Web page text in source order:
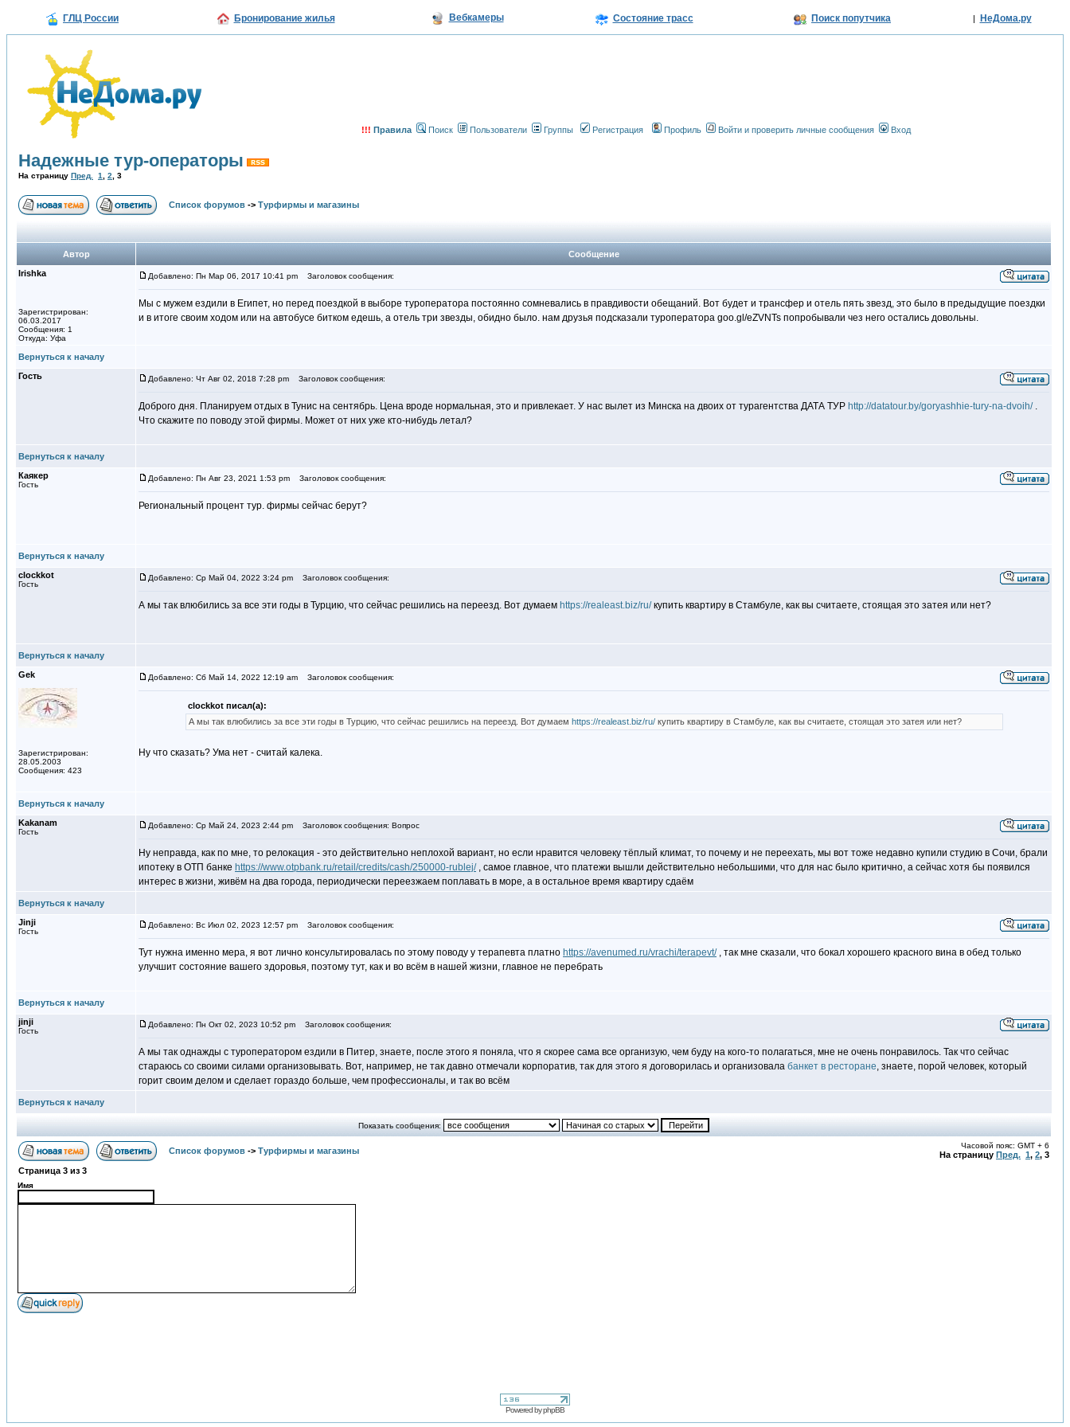
ГЛЦ России Бронирование жилья Вебкамеры Состояние трасс Поиск попутчика | НеДома.ру
!!! Правила Поиск Пользователи Группы Регистрация Профиль Войти и проверить личные сообщения Вход
Надежные тур-операторы
На страницу Пред. 1 2 3
Список форумов -> Турфирмы и магазины
Автор
Сообщение
Irishka
Зарегистрирован:
06.03.2017
Сообщения: 1
Откуда: Уфа
Добавлено: Пн Мар 06, 2017 10:41 pm Заголовок сообщения:
Мы с мужем ездили в Египет, но перед поездкой в выборе туроператора постоянно сомневались в правдивости обещаний. Вот будет и трансфер и отель пять звезд, это было в предыдущие поездки
и в итоге своим ходом или на автобусе битком едешь, а отель три звезды, обидно было. нам друзья подсказали туроператора goo.gl/eZVNTs попробывали чез него остались довольны.
Вернуться к началу
Гость
Добавлено: Чт Авг 02, 2018 7:28 pm Заголовок сообщения:
Доброго дня. Планируем отдых в Тунис на сентябрь. Цена вроде нормальная, это и привлекает. У нас вылет из Минска на двоих от турагентства ДАТА ТУР http://datatour.by/goryashhie-tury-na-dvoih/.
Что скажите по поводу этой фирмы. Может от них уже кто-нибудь летал?
Вернуться к началу
Каякер
Гость
Добавлено: Пн Авг 23, 2021 1:53 pm Заголовок сообщения:
Региональный процент тур. фирмы сейчас берут?
Вернуться к началу
clockkot
Гость
Добавлено: Ср Май 04, 2022 3:24 pm Заголовок сообщения:
А мы так влюбились за все эти годы в Турцию, что сейчас решились на переезд. Вот думаем https://realeast.biz/ru/купить квартиру в Стамбуле, как вы считаете, стоящая это затея или нет?
Вернуться к началу
Gek
Зарегистрирован:
28.05.2003
Сообщения: 423
Добавлено: Сб Май 14, 2022 12:19 am Заголовок сообщения:
clockkot писал(а):
А мы так влюбились за все эти годы в Турцию, что сейчас решились на переезд. Вот думаем https://realeast.biz/ru/купить квартиру в Стамбуле, как вы считаете, стоящая это затея или нет?
Ну что сказать? Ума нет - считай калека.
Вернуться к началу
Kakanam
Гость
Добавлено: Ср Май 24, 2023 2:44 pm Заголовок сообщения: Вопрос
Ну неправда, как по мне, то релокация - это действительно неплохой вариант, но если нравится человеку тёплый климат, то почему и не переехать, мы вот тоже недавно купили студию в Сочи, брали
ипотеку в ОТП банке https://www.otpbank.ru/retail/credits/cash/250000-rublej/, самое главное, что платежи вышли действительно небольшими, что для нас было критично, а сейчас хотя бы появился
интерес в жизни, живём на два города, периодически переезжаем поплавать в море, а в остальное время квартиру сдаём
Вернуться к началу
Jinji
Гость
Добавлено: Вс Июл 02, 2023 12:57 pm Заголовок сообщения:
Тут нужна именно мера, я вот лично консультировалась по этому поводу у терапевта платно https://avenumed.ru/vrachi/terapevt/, так мне сказали, что бокал хорошего красного вина в обед только
улучшит состояние вашего здоровья, поэтому тут, как и во всём в нашей жизни, главное не перебрать
Вернуться к началу
jinji
Гость
Добавлено: Пн Окт 02, 2023 10:52 pm Заголовок сообщения:
А мы так однажды с туроператором ездили в Питер, знаете, после этого я поняла, что я скорее сама все организую, чем буду на кого-то полагаться, мне не очень понравилось. Так что сейчас
стараюсь со своими силами организовывать. Вот, например, не так давно отмечали корпоратив, так для этого я договорилась и организовала банкет в ресторане, знаете, порой человек, который
горит своим делом и сделает гораздо больше, чем профессионалы, и так во всём
Вернуться к началу
Показать сообщения:
Список форумов -> Турфирмы и магазины
Часовой пояс: GMT + 6
На страницу Пред. 1, 2, 3
Страница 3 из 3
Имя
Powered byphpBB